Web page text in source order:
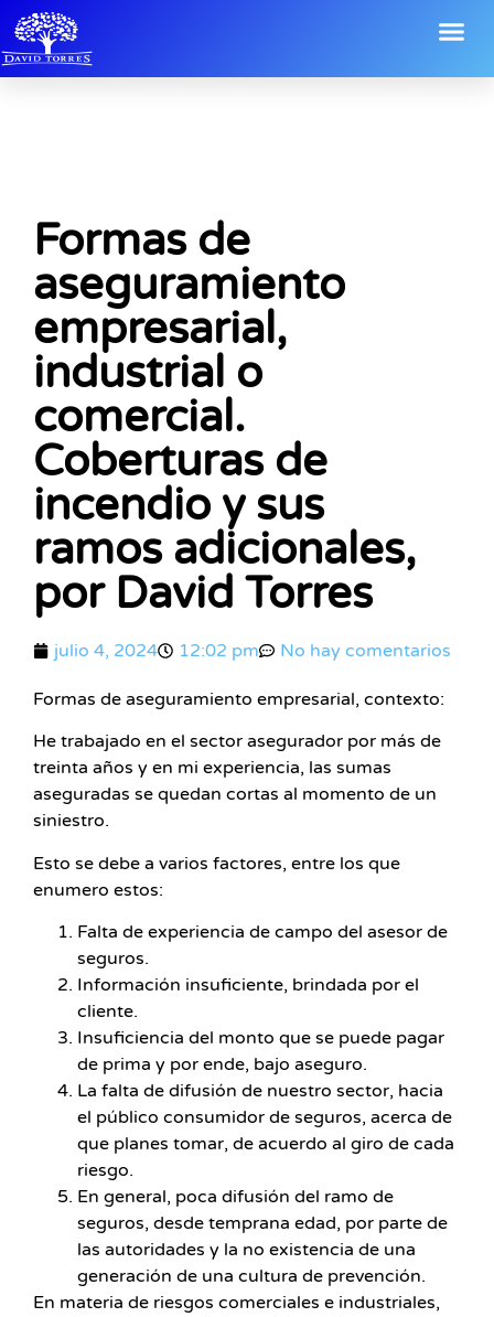
Formas de
aseguramiento
empresarial,
industrial o
comercial.
Coberturas de
incendio y sus
ramos adicionales,
por David Torres
julio 4, 2024 12:02 pm No hay comentarios
Formas de aseguramiento empresarial, contexto:
He trabajado en el sector asegurador por más de
treinta años y en mi experiencia, las sumas
aseguradas se quedan cortas al momento de un
siniestro.
Esto se debe a varios factores, entre los que
enumero estos:
Falta de experiencia de campo del asesor de
seguros.
Información insuficiente, brindada por el
cliente.
Insuficiencia del monto que se puede pagar
de prima y por ende, bajo aseguro.
La falta de difusión de nuestro sector, hacia
el público consumidor de seguros, acerca de
que planes tomar, de acuerdo al giro de cada
riesgo.
En general, poca difusión del ramo de
seguros, desde temprana edad, por parte de
las autoridades y la no existencia de una
generación de una cultura de prevención.
En materia de riesgos comerciales e industriales,